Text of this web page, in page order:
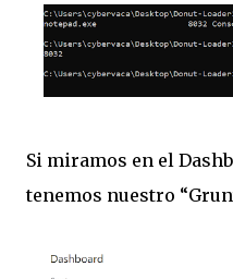
Si miramos en el
tenemos nuestro